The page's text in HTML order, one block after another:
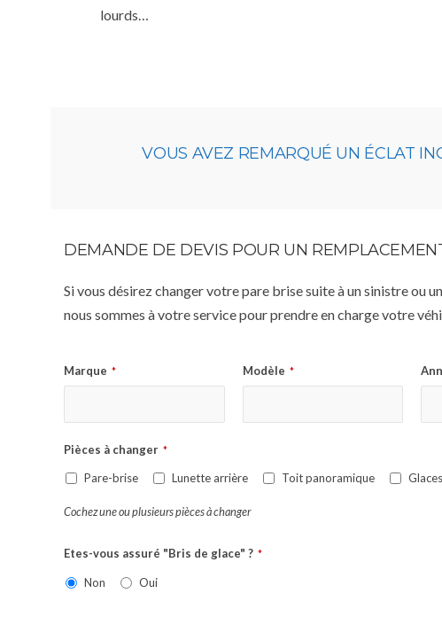
lourds…
VOUS AVEZ REMARQUÉ UN ÉCLAT
DEMANDE DE DEVIS POUR UN
Si vous désirez changer votre pare brise suite à un sinistre ou
nous sommes à votre service pour prendre en charge votre
Marque * Modèle *
Pièces à changer *
Pare-brise Lunette arrière Toit panoramique
Cochez une ou plusieurs pièces à changer
Etes-vous assuré "Bris de glace" ? *
Non Oui